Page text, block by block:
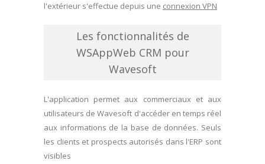
l'extérieur s'effectue depuis une connexion VPN
Les fonctionnalités de
WSAppWeb CRM pour
Wavesoft
L'application permet aux commerciaux et aux
utilisateurs de Wavesoft d'accéder en temps réel
aux informations de la base de données. Seuls
les clients et prospects autorisés dans l'ERP sont
visibles